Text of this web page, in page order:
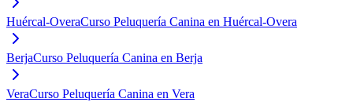
Huércal-OveraCurso Peluquería Canina en Huércal-Overa
BerjaCurso Peluquería Canina en Berja
VeraCurso Peluquería Canina en Vera